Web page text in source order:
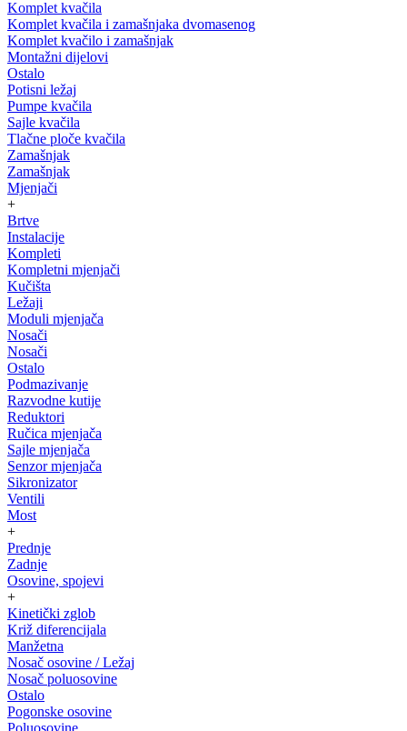
Komplet kvačila
Komplet kvačila i zamašnjaka dvomasenog
Komplet kvačilo i zamašnjak
Montažni dijelovi
Ostalo
Potisni ležaj
Pumpe kvačila
Sajle kvačila
Tlačne ploče kvačila
Zamašnjak
Zamašnjak
Mjenjači
+
Brtve
Instalacije
Kompleti
Kompletni mjenjači
Kučišta
Ležaji
Moduli mjenjača
Nosači
Nosači
Ostalo
Podmazivanje
Razvodne kutije
Reduktori
Ručica mjenjača
Sajle mjenjača
Senzor mjenjača
Sikronizator
Ventili
Most
+
Prednje
Zadnje
Osovine, spojevi
+
Kinetički zglob
Križ diferencijala
Manžetna
Nosač osovine / Ležaj
Nosač poluosovine
Ostalo
Pogonske osovine
Poluosovine